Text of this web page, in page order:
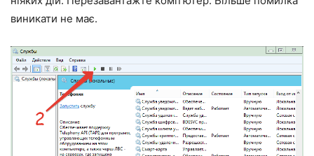
виникати не має.